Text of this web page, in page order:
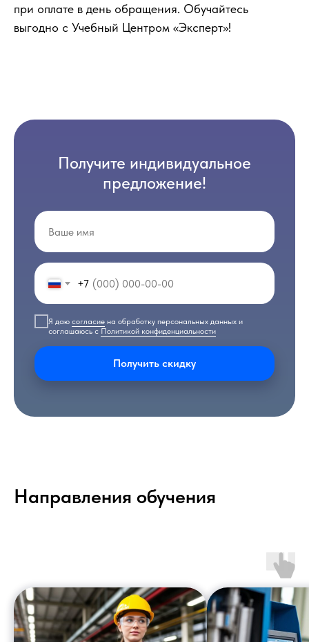
при оплате в день обращения. Обучайтесь
выгодно с Учебный Центром «Эксперт»!
Получите индивидуальное
предложение!
+7
Я даю согласие на обработку персональных данных и
соглашаюсь с Политикой конфиденциальности
Получить скидку
Направления обучения